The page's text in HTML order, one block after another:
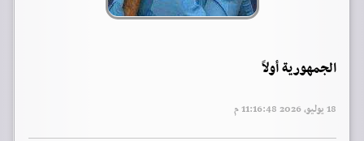
الجمهورية أولاً
18 يوليو, 2026 11:16:48 م